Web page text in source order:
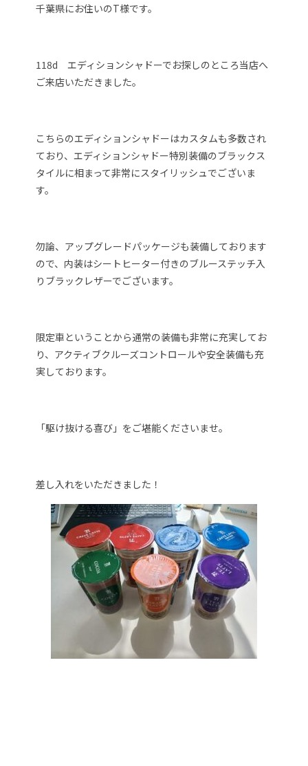
千葉県にお住いのT様です。
118d エディションシャドーでお探しのところ当店へ
ご来店いただきました。
こちらのエディションシャドーはカスタムも多数され
ており、エディションシャドー特別装備のブラックス
タイルに相まって非常にスタイリッシュでございま
す。
勿論、アップグレードパッケージも装備しております
ので、内装はシートヒーター付きのブルーステッチ入
りブラックレザーでございます。
限定車ということから通常の装備も非常に充実してお
り、アクティブクルーズコントロールや安全装備も充
実しております。
「駆け抜ける喜び」をご堪能くださいませ。
差し入れをいただきました！